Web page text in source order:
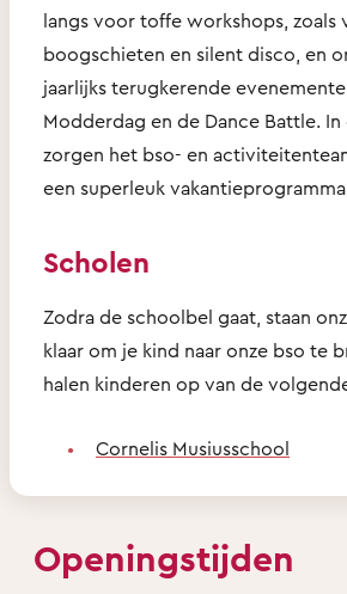
langs voor toffe workshops, zoals
boogschieten en silent disco, en
jaarlijks terugkerende
Modderdag en de Dance Battle. In
zorgen het bso- en
een superleuk
Scholen
Zodra de schoolbel gaat, staan
klaar om je kind naar onze bso te
halen kinderen op van de
Cornelis Musiusschool
Openingstijden